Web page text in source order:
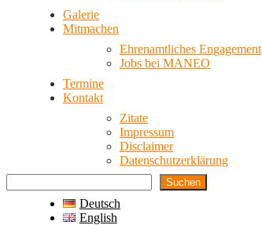
Galerie
Mitmachen
Ehrenamtliches Engagement
Jobs bei MANEO
Termine
Kontakt
Zitate
Impressum
Disclaimer
Datenschutzerklärung
Suchen
Deutsch
English